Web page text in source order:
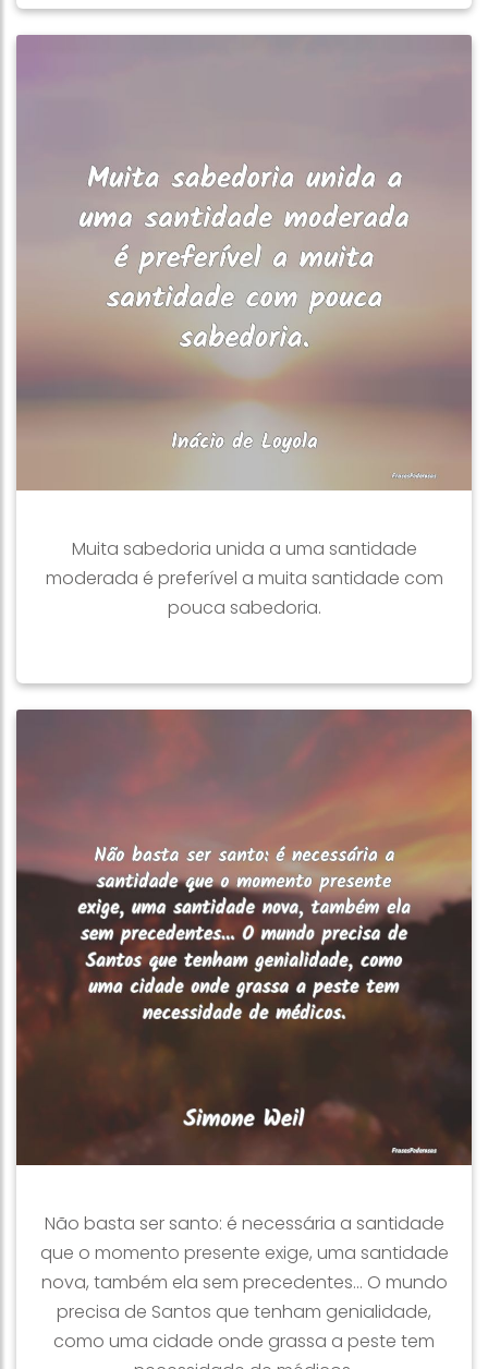
Muita sabedoria unida a uma santidade
moderada é preferível a muita santidade com
pouca sabedoria.
Não basta ser santo: é necessária a santidade
que o momento presente exige, uma santidade
nova, também ela sem precedentes... O mundo
precisa de Santos que tenham genialidade,
como uma cidade onde grassa a peste tem